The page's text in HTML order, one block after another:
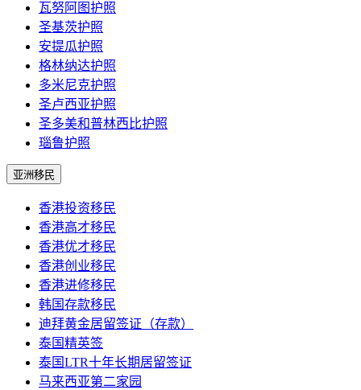
瓦努阿图护照
圣基茨护照
安提瓜护照
格林纳达护照
多米尼克护照
圣卢西亚护照
圣多美和普林西比护照
瑙鲁护照
亚洲移民
香港投资移民
香港高才移民
香港优才移民
香港创业移民
香港进修移民
韩国存款移民
迪拜黄金居留签证（存款）
泰国精英签
泰国LTR十年长期居留签证
马来西亚第二家园